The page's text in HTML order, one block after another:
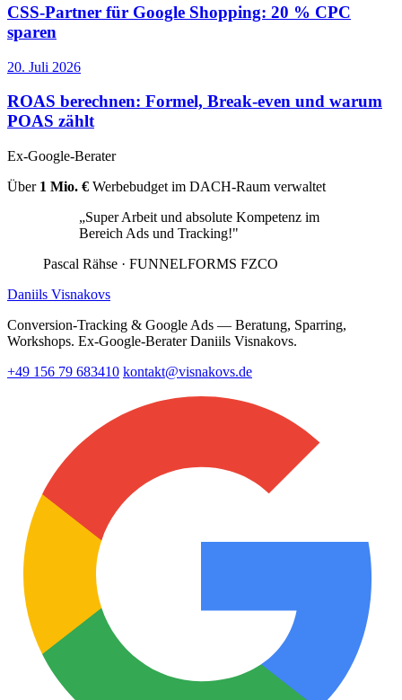
CSS-Partner für Google Shopping: 20 % CPC
sparen
20. Juli 2026
ROAS berechnen: Formel, Break-even und warum
POAS zählt
Ex-Google-Berater
Über 1 Mio. € Werbebudget im DACH-Raum verwaltet
„Super Arbeit und absolute Kompetenz im
Bereich Ads und Tracking!"
Pascal Rähse · FUNNELFORMS FZCO
Daniils Visnakovs
Conversion-Tracking & Google Ads — Beratung, Sparring,
Workshops. Ex-Google-Berater Daniils Visnakovs.
+49 156 79 683410 kontakt@visnakovs.de